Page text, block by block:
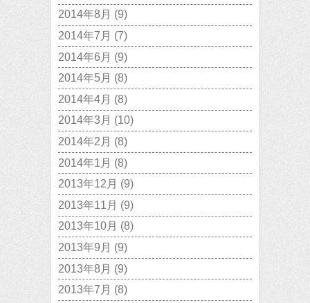
2014年8月 (9)
2014年7月 (7)
2014年6月 (9)
2014年5月 (8)
2014年4月 (8)
2014年3月 (10)
2014年2月 (8)
2014年1月 (8)
2013年12月 (9)
2013年11月 (9)
2013年10月 (8)
2013年9月 (9)
2013年8月 (9)
2013年7月 (8)